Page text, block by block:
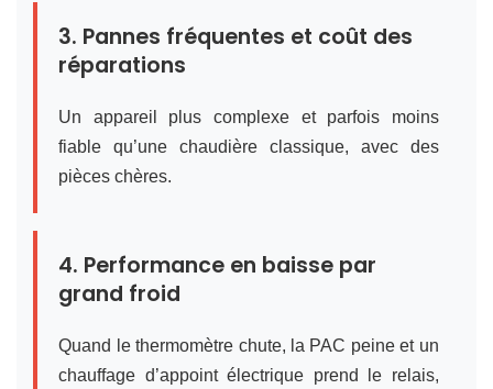
3. Pannes fréquentes et coût des
réparations
Un appareil plus complexe et parfois moins
fiable qu’une chaudière classique, avec des
pièces chères.
4. Performance en baisse par
grand froid
Quand le thermomètre chute, la PAC peine et un
chauffage d’appoint électrique prend le relais,